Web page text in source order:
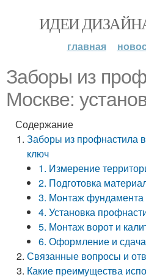
ИДЕИ
главная
Заборы из
Москве:
Содержание
Заборы из профнастила
ключ
1. Измерение
2. Подготовка
3. Монтаж фундамента
4. Установка
5. Монтаж ворот и
6. Оформление и
Связанные вопросы и
Какие преимущества